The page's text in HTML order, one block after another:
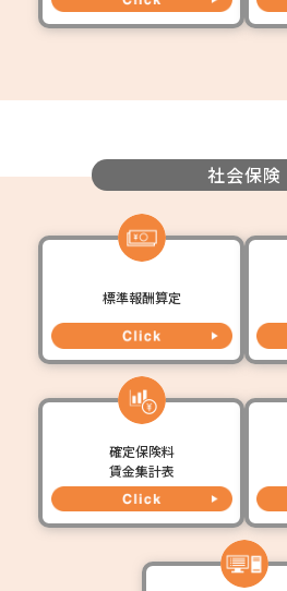
社会保険
標準報酬算定
確定保険料
賃金集計表